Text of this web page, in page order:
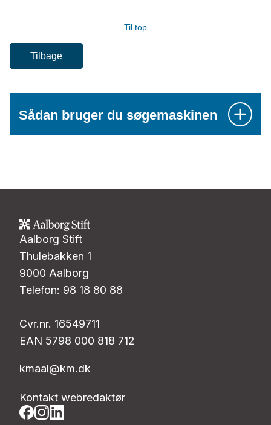
Til top
Tilbage
Sådan bruger du søgemaskinen
Aalborg Stift
Thulebakken 1
9000 Aalborg
Telefon: 98 18 80 88
Cvr.nr. 16549711
EAN 5798 000 818 712
kmaal@km.dk
Kontakt webredaktør